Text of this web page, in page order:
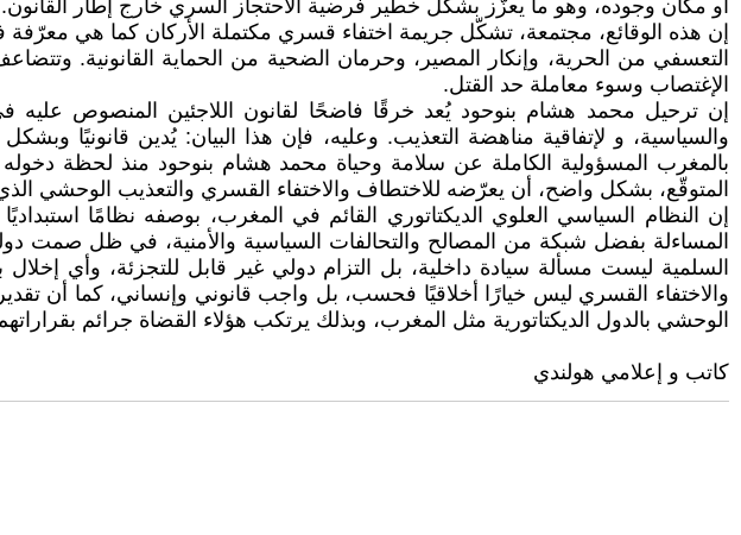
أو مكان وجوده، وهو ما يعزّز بشكل خطير فرضية الاحتجاز السري خارج إطار القانون.
إن هذه الوقائع، مجتمعة، تشكّل جريمة اختفاء قسري مكتملة الأركان كما هي معرّفة
التعسفي من الحرية، وإنكار المصير، وحرمان الضحية من الحماية القانونية.
الإغتصاب وسوء معاملة حد القتل.
والسياسية، و لإتفاقية مناهضة التعذيب. وعليه، فإن هذا البيان: يُدين قانونيًا
بالمغرب المسؤولية الكاملة عن سلامة وحياة محمد هشام بنوحود منذ لحظة
المتوقّع، بشكل واضح، أن يعرّضه للاختطاف والاختفاء القسري والتعذيب الوحشي
إن النظام السياسي العلوي الديكتاتوري القائم في المغرب، بوصفه نظامًا
المساءلة بفضل شبكة من المصالح والتحالفات السياسية والأمنية، في ظل صمت
السلمية ليست مسألة سيادة داخلية، بل التزام دولي غير قابل للتجزئة، وأي
والاختفاء القسري ليس خيارًا أخلاقيًا فحسب، بل واجب قانوني وإنساني، كما أن
الوحشي بالدول الديكتاتورية مثل المغرب، وبذلك يرتكب هؤلاء القضاة جرائم
كاتب و إعلامي هولندي